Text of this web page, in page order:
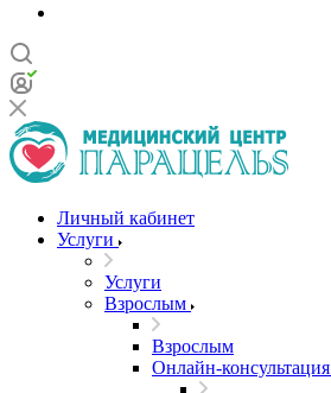
Личный кабинет
Услуги
Услуги
Взрослым
Взрослым
Онлайн-консультация